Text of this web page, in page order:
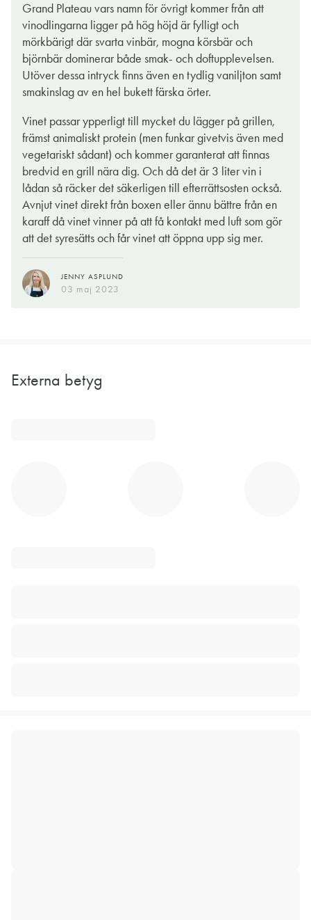
Grand Plateau vars namn för övrigt kommer från att
vinodlingarna ligger på hög höjd är fylligt och
mörkbärigt där svarta vinbär, mogna körsbär och
björnbär dominerar både smak- och doftupplevelsen.
Utöver dessa intryck finns även en tydlig vaniljton samt
smakinslag av en hel bukett färska örter.
Vinet passar ypperligt till mycket du lägger på grillen,
främst animaliskt protein (men funkar givetvis även med
vegetariskt sådant) och kommer garanterat att finnas
bredvid en grill nära dig. Och då det är 3 liter vin i
lådan så räcker det säkerligen till efterrättsosten också.
Avnjut vinet direkt från boxen eller ännu bättre från en
karaff då vinet vinner på att få kontakt med luft som gör
att det syresätts och får vinet att öppna upp sig mer.
JENNY ASPLUND
03 maj 2023
Externa betyg